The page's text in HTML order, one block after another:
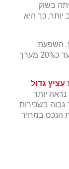
בשוק
כך היא
השפעת
שיפוץ דירה על ערך הנכס יכולה להימדד בעד כ20% מערך
עציץ גדול
נראה יותר
גבוה בשכירות
הנכס במחיר